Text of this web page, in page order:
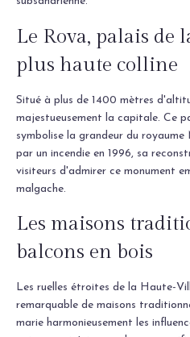
Le Rova, palais de
plus haute colline
Situé à plus de 1400 mètres
majestueusement la capitale. Ce
symbolise la grandeur du
par un incendie en 1996, sa
visiteurs d'admirer ce monument
malgache.
Les maisons
balcons en bois
Les ruelles étroites de la Haute-
remarquable de maisons
marie harmonieusement les